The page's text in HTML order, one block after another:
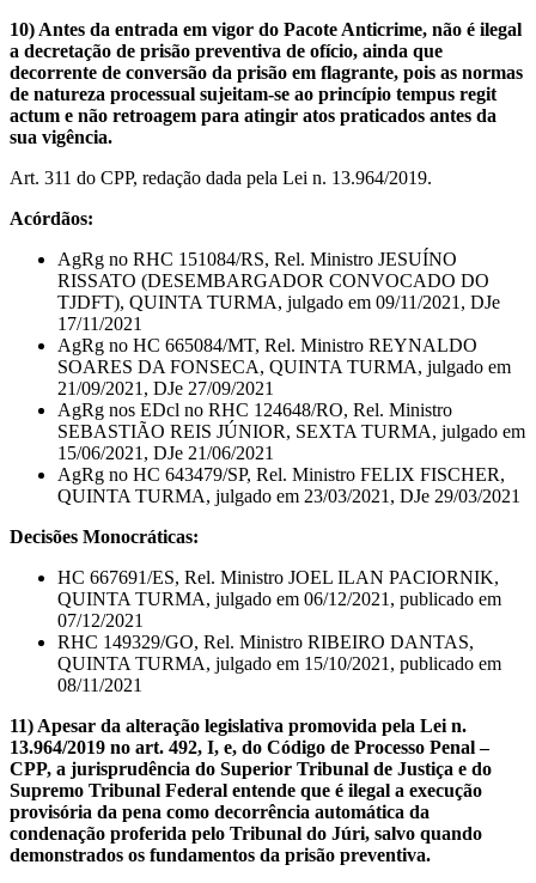
10) Antes da entrada em vigor do Pacote Anticrime, não é ilegal
a decretação de prisão preventiva de ofício, ainda que
decorrente de conversão da prisão em flagrante, pois as normas
de natureza processual sujeitam-se ao princípio tempus regit
actum e não retroagem para atingir atos praticados antes da
sua vigência.
Art. 311 do CPP, redação dada pela Lei n. 13.964/2019.
Acórdãos:
AgRg no RHC 151084/RS, Rel. Ministro JESUÍNO
RISSATO (DESEMBARGADOR CONVOCADO DO
TJDFT), QUINTA TURMA, julgado em 09/11/2021, DJe
17/11/2021
AgRg no HC 665084/MT, Rel. Ministro REYNALDO
SOARES DA FONSECA, QUINTA TURMA, julgado em
21/09/2021, DJe 27/09/2021
AgRg nos EDcl no RHC 124648/RO, Rel. Ministro
SEBASTIÃO REIS JÚNIOR, SEXTA TURMA, julgado em
15/06/2021, DJe 21/06/2021
AgRg no HC 643479/SP, Rel. Ministro FELIX FISCHER,
QUINTA TURMA, julgado em 23/03/2021, DJe 29/03/2021
Decisões Monocráticas:
HC 667691/ES, Rel. Ministro JOEL ILAN PACIORNIK,
QUINTA TURMA, julgado em 06/12/2021, publicado em
07/12/2021
RHC 149329/GO, Rel. Ministro RIBEIRO DANTAS,
QUINTA TURMA, julgado em 15/10/2021, publicado em
08/11/2021
11) Apesar da alteração legislativa promovida pela Lei n.
13.964/2019 no art. 492, I, e, do Código de Processo Penal –
CPP, a jurisprudência do Superior Tribunal de Justiça e do
Supremo Tribunal Federal entende que é ilegal a execução
provisória da pena como decorrência automática da
condenação proferida pelo Tribunal do Júri, salvo quando
demonstrados os fundamentos da prisão preventiva.